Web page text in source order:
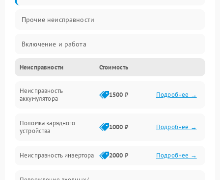
Прочие неисправности
Включение и работа
Работа с нагрузкой
Звук и индикация
Неисправности Стоимость
Неисправность
аккумулятора
1500 ₽ Подробнее →
Поломка зарядного
устройства
1000 ₽ Подробнее →
Неисправность инвертора 2000 ₽ Подробнее →